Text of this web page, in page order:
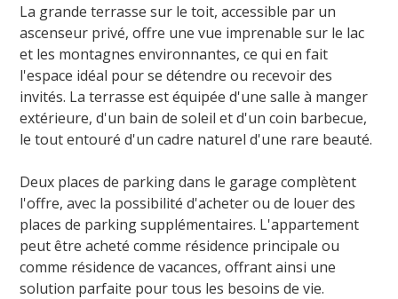
La grande terrasse sur le toit, accessible par un
ascenseur privé, offre une vue imprenable sur le lac
et les montagnes environnantes, ce qui en fait
l'espace idéal pour se détendre ou recevoir des
invités. La terrasse est équipée d'une salle à manger
extérieure, d'un bain de soleil et d'un coin barbecue,
le tout entouré d'un cadre naturel d'une rare beauté.
Deux places de parking dans le garage complètent
l'offre, avec la possibilité d'acheter ou de louer des
places de parking supplémentaires. L'appartement
peut être acheté comme résidence principale ou
comme résidence de vacances, offrant ainsi une
solution parfaite pour tous les besoins de vie.